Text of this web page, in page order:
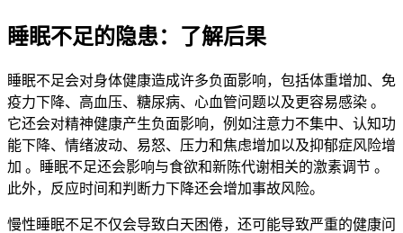
睡眠不足的隐患：了解后果
睡眠不足会对身体健康造成许多负面影响，包括体重增加、免
疫力下降、高血压、糖尿病、心血管问题以及更容易感染 。
它还会对精神健康产生负面影响，例如注意力不集中、认知功
能下降、情绪波动、易怒、压力和焦虑增加以及抑郁症风险增
加 。睡眠不足还会影响与食欲和新陈代谢相关的激素调节 。
此外，反应时间和判断力下降还会增加事故风险。
慢性睡眠不足不仅会导致白天困倦，还可能导致严重的健康问